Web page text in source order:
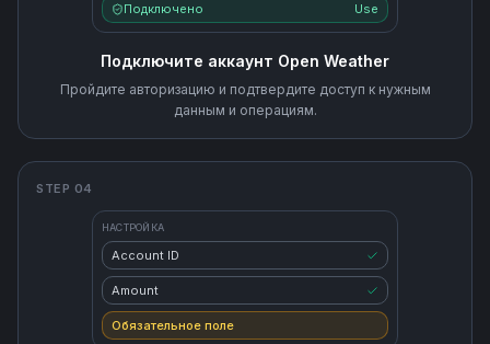
Подключено Use
Подключите аккаунт Open Weather
Пройдите авторизацию и подтвердите доступ к нужным
данным и операциям.
STEP 04
НАСТРОЙКА
Account ID
Amount
Обязательное поле